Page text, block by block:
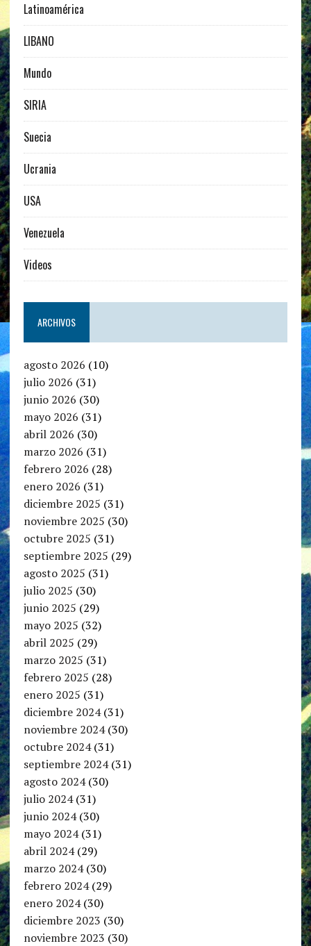
Latinoamérica
LIBANO
Mundo
SIRIA
Suecia
Ucrania
USA
Venezuela
Videos
ARCHIVOS
agosto 2026 (10)
julio 2026 (31)
junio 2026 (30)
mayo 2026 (31)
abril 2026 (30)
marzo 2026 (31)
febrero 2026 (28)
enero 2026 (31)
diciembre 2025 (31)
noviembre 2025 (30)
octubre 2025 (31)
septiembre 2025 (29)
agosto 2025 (31)
julio 2025 (30)
junio 2025 (29)
mayo 2025 (32)
abril 2025 (29)
marzo 2025 (31)
febrero 2025 (28)
enero 2025 (31)
diciembre 2024(31)
noviembre 2024(30)
octubre 2024(31)
septiembre 2024(31)
agosto 2024(30)
julio 2024(31)
junio 2024(30)
mayo 2024(31)
abril 2024(29)
marzo 2024(30)
febrero 2024(29)
enero 2024(30)
diciembre 2023 (30)
noviembre 2023 (30)